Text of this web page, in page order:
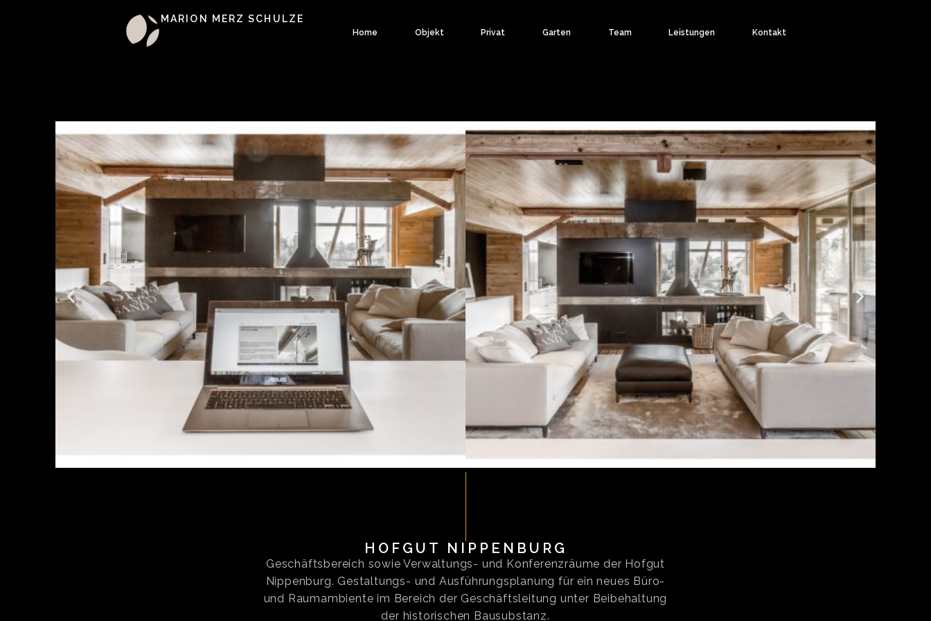
MARION MERZ SCHULZE
Home Objekt Privat Garten Team Leistungen Kontakt
HOFGUT NIPPENBURG
Geschäftsbereich sowie Verwaltungs- und Konferenzräume der Hofgut
Nippenburg. Gestaltungs- und Ausführungsplanung für ein neues Büro-
und Raumambiente im Bereich der Geschäftsleitung unter Beibehaltung
der historischen Bausubstanz.